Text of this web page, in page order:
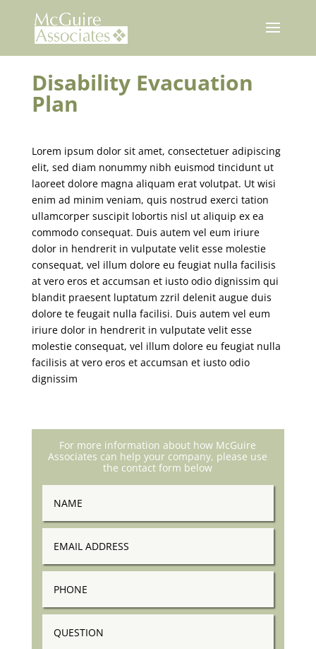
content
Disability Evacuation
Plan
Lorem ipsum dolor sit amet, consectetuer adipiscing
elit, sed diam nonummy nibh euismod tincidunt ut
laoreet dolore magna aliquam erat volutpat. Ut wisi
enim ad minim veniam, quis nostrud exerci tation
ullamcorper suscipit lobortis nisl ut aliquip ex ea
commodo consequat. Duis autem vel eum iriure
dolor in hendrerit in vulputate velit esse molestie
consequat, vel illum dolore eu feugiat nulla facilisis
at vero eros et accumsan et iusto odio dignissim qui
blandit praesent luptatum zzril delenit augue duis
dolore te feugait nulla facilisi. Duis autem vel eum
iriure dolor in hendrerit in vulputate velit esse
molestie consequat, vel illum dolore eu feugiat nulla
facilisis at vero eros et accumsan et iusto odio
dignissim
For more information about how McGuire
Associates can help your company, please use
the contact form below
Address